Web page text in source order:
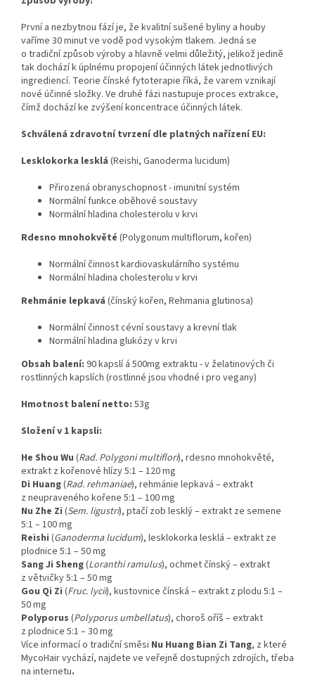
První a nezbytnou fází je, že kvalitní sušené byliny a houby
vaříme 30 minut ve vodě pod vysokým tlakem. Jedná se
o tradiční způsob výroby a hlavně velmi důležitý, jelikož jedině
tak dochází k úplnému propojení účinných látek jednotlivých
ingrediencí. Teorie čínské fytoterapie říká, že varem vznikají
nové účinné složky. Ve druhé fázi nastupuje proces extrakce,
čímž dochází ke zvýšení koncentrace účinných látek.
Schválená zdravotní tvrzení dle platných nařízení EU:
Lesklokorka lesklá (Reishi, Ganoderma lucidum)
Přirozená obranyschopnost - imunitní systém
Normální funkce oběhové soustavy
Normální hladina cholesterolu v krvi
Rdesno mnohokvěté (Polygonum multiflorum, kořen)
Normální činnost kardiovaskulárního systému
Normální hladina cholesterolu v krvi
Rehmánie lepkavá (čínský kořen, Rehmania glutinosa)
Normální činnost cévní soustavy a krevní tlak
Normální hladina glukózy v krvi
Obsah balení: 90 kapslí á 500mg extraktu - v želatinových či
rostlinných kapslích (rostlinné jsou vhodné i pro vegany)
Hmotnost balení netto: 53g
Složení v 1 kapsli:
He Shou Wu (Rad. Polygoni multiflori), rdesno mnohokvěté,
extrakt z kořenové hlízy 5:1 – 120 mg
Di Huang(Rad. rehmaniae), rehmánie lepkavá – extrakt
z neupraveného kořene 5:1 – 100 mg
Nu Zhe Zi (Sem. ligustri), ptačí zob lesklý – extrakt ze semene
5:1 – 100 mg
Reishi (Ganoderma lucidum), lesklokorka lesklá – extrakt ze
plodnice 5:1 – 50 mg
Sang Ji Sheng(Loranthi ramulus), ochmet čínský – extrakt
z větvičky 5:1 – 50 mg
Gou Qi Zi (Fruc. lycii), kustovnice čínská – extrakt z plodu 5:1 –
50 mg
Polyporus (Polyporus umbellatus), choroš oříš – extrakt
z plodnice 5:1 – 30 mg
Více informací o tradiční směsi Nu Huang Bian Zi Tang, z které
MycoHair vychází, najdete ve veřejně dostupných zdrojích, třeba
na internetu.